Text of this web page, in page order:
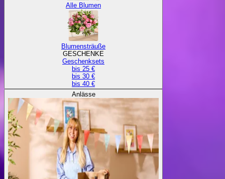
Alle Blumen
Blumensträuße
GESCHENKE
Geschenksets
bis 25 €
bis 30 €
bis 40 €
Anlässe